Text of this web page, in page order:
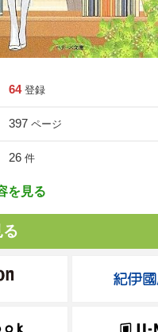
64 登録
397 ページ
26 件
を見る